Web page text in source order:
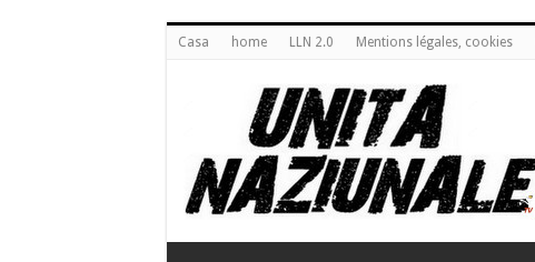
Casa home LLN 2.0 Mentions légales, cookies